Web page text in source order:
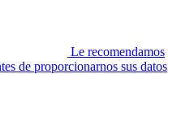
Le recomendamos
de proporcionarnos sus datos